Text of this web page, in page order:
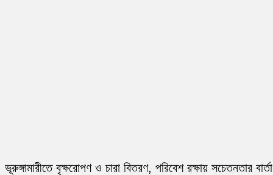
ভূরুঙ্গামারীতে বৃক্ষরোপণ ও চারা বিতরণ, পরিবেশ রক্ষায় সচেতনতার বার্তা